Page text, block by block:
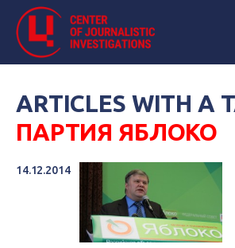
ARTICLES WITH A
ПАРТИЯ ЯБЛОКО
14.12.2014